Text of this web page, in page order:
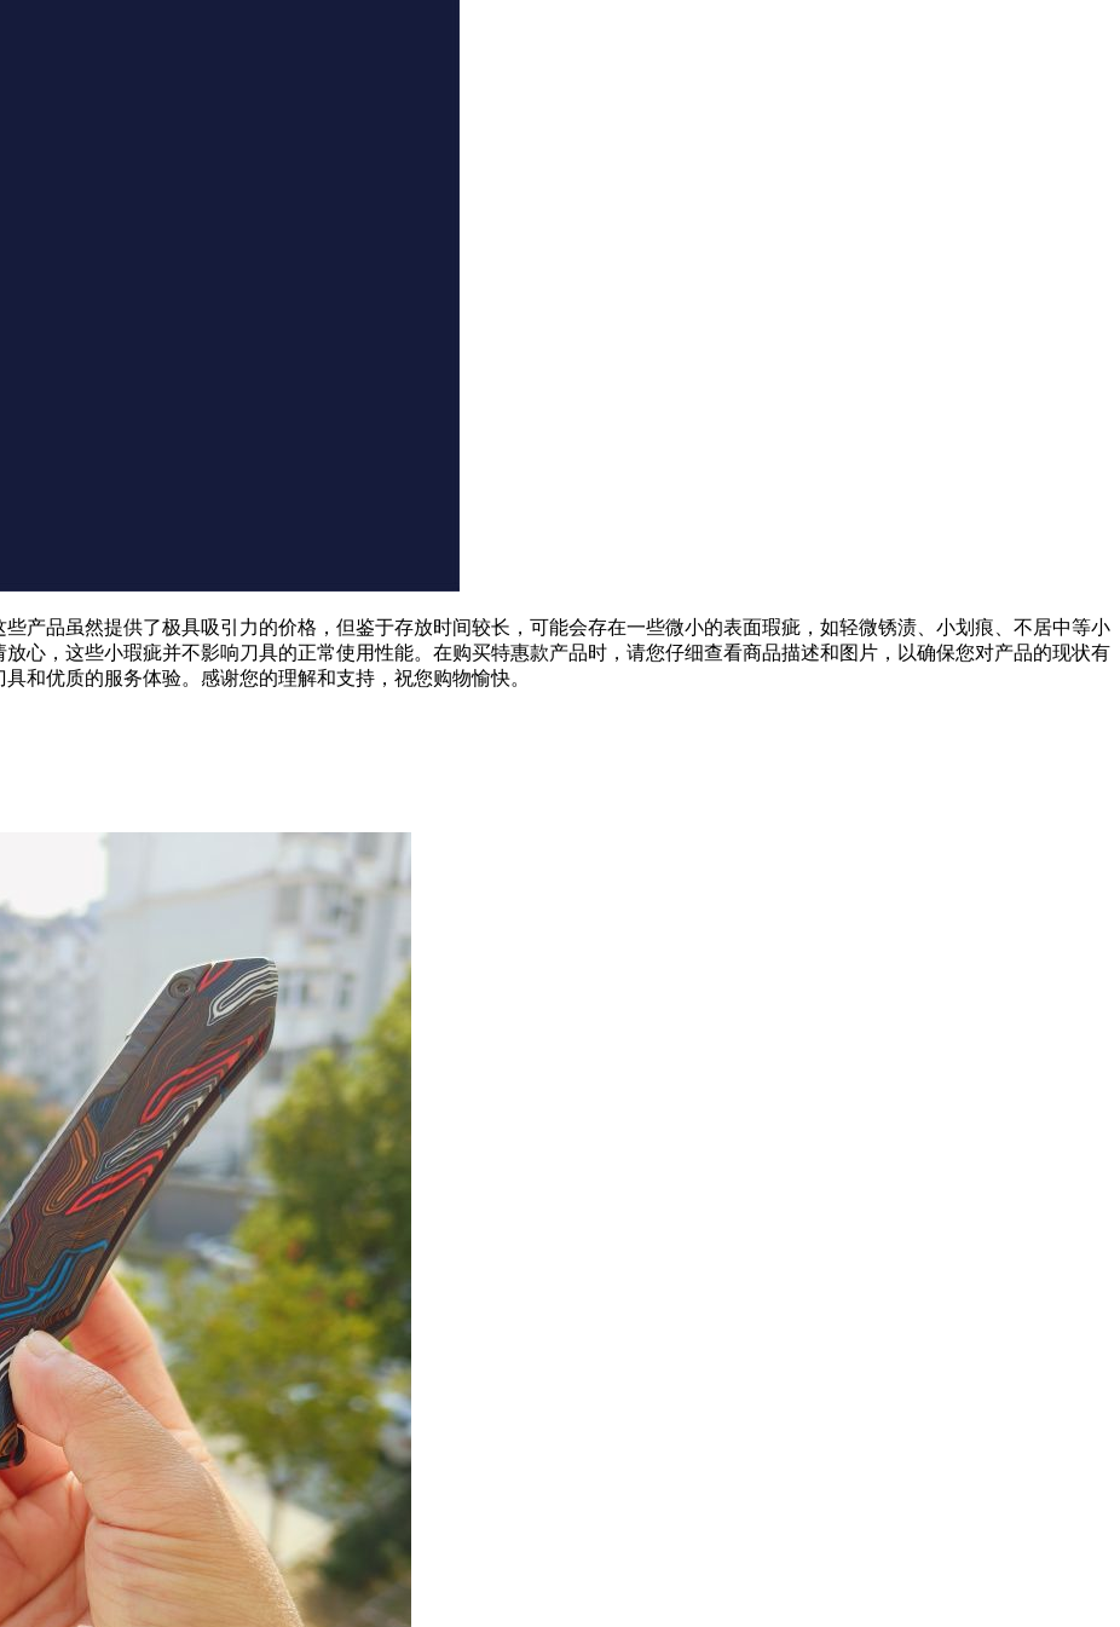
产品虽然提供了极具吸引力的价格，但鉴于存放时间较长，可能会存在一些微小的表面瑕疵，如轻微锈渍、小划痕、不居中等小
心，这些小瑕疵并不影响刀具的正常使用性能。在购买特惠款产品时，请您仔细查看商品描述和图片，以确保您对产品的现状有
和优质的服务体验。感谢您的理解和支持，祝您购物愉快。